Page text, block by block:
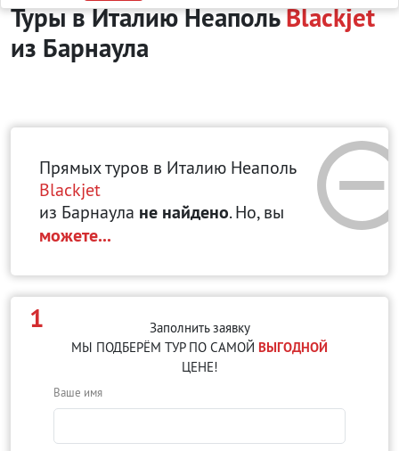
Туры в Италию НеапольBlackjet
из Барнаула
Прямых туров в Италию Неаполь
Blackjet
из Барнаула не найдено. Но, вы
можете...
1
Заполнить заявку
МЫ ПОДБЕРЁМ ТУР ПО САМОЙ ВЫГОДНОЙ
ЦЕНЕ!
Ваше имя